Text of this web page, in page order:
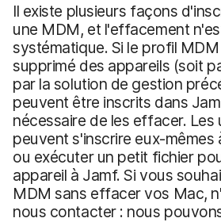
Il existe plusieurs façons
une MDM, et l'effacement
systématique. Si le profil
supprimé des appareils (soit
par la solution de gestion
peuvent être inscrits dans
nécessaire de les effacer. Les
peuvent s'inscrire eux-mêmes
ou exécuter un petit fichier
appareil à Jamf. Si vous
MDM sans effacer vos Mac,
nous contacter : nous